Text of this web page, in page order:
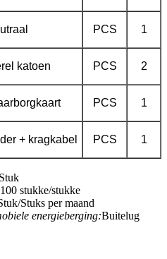
PCS 1
katoen PCS 2
PCS 1
+ kragkabel PCS 1
100 stukke/stukke
Stuks per maand
energieberging:Buitelug